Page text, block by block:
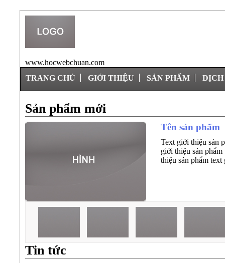
www.hocwebchuan.com
TRANG CHỦ
GIỚI THIỆU SẢN PHẨM DỊCH
Sản phẩm mới
Tên sản phẩm
Text giới thiệu sản
giới thiệu sản
thiệu sản phẩm
Tin tức